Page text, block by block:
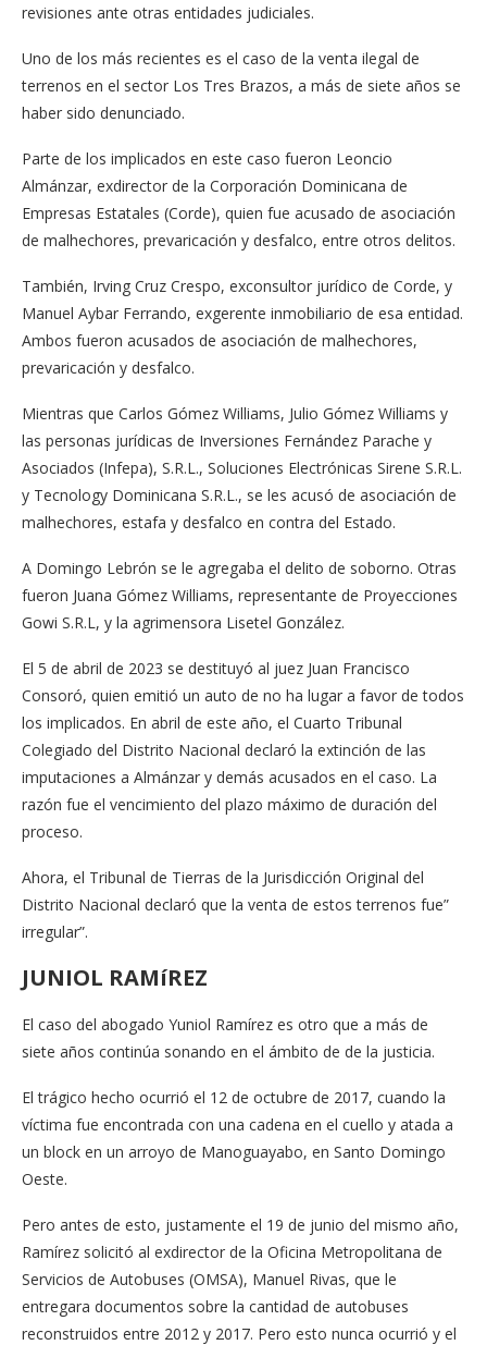
revisiones ante otras entidades judiciales.
Uno de los más recientes es el caso de la venta ilegal de
terrenos en el sector Los Tres Brazos, a más de siete años se
haber sido denunciado.
Parte de los implicados en este caso fueron Leoncio
Almánzar, exdirector de la Corporación Dominicana de
Empresas Estatales (Corde), quien fue acusado de asociación
de malhechores, prevaricación y desfalco, entre otros delitos.
También, Irving Cruz Crespo, exconsultor jurídico de Corde, y
Manuel Aybar Ferrando, exgerente inmobiliario de esa entidad.
Ambos fueron acusados de asociación de malhechores,
prevaricación y desfalco.
Mientras que Carlos Gómez Williams, Julio Gómez Williams y
las personas jurídicas de Inversiones Fernández Parache y
Asociados (Infepa), S.R.L., Soluciones Electrónicas Sirene S.R.L.
y Tecnology Dominicana S.R.L., se les acusó de asociación de
malhechores, estafa y desfalco en contra del Estado.
A Domingo Lebrón se le agregaba el delito de soborno. Otras
fueron Juana Gómez Williams, representante de Proyecciones
Gowi S.R.L, y la agrimensora Lisetel González.
El 5 de abril de 2023 se destituyó al juez Juan Francisco
Consoró, quien emitió un auto de no ha lugar a favor de todos
los implicados. En abril de este año, el Cuarto Tribunal
Colegiado del Distrito Nacional declaró la extinción de las
imputaciones a Almánzar y demás acusados en el caso. La
razón fue el vencimiento del plazo máximo de duración del
proceso.
Ahora, el Tribunal de Tierras de la Jurisdicción Original del
Distrito Nacional declaró que la venta de estos terrenos fue”
irregular”.
JUNIOL RAMíREZ
El caso del abogado Yuniol Ramírez es otro que a más de
siete años continúa sonando en el ámbito de de la justicia.
El trágico hecho ocurrió el 12 de octubre de 2017, cuando la
víctima fue encontrada con una cadena en el cuello y atada a
un block en un arroyo de Manoguayabo, en Santo Domingo
Oeste.
Pero antes de esto, justamente el 19 de junio del mismo año,
Ramírez solicitó al exdirector de la Oficina Metropolitana de
Servicios de Autobuses (OMSA), Manuel Rivas, que le
entregara documentos sobre la cantidad de autobuses
reconstruidos entre 2012 y 2017. Pero esto nunca ocurrió y el